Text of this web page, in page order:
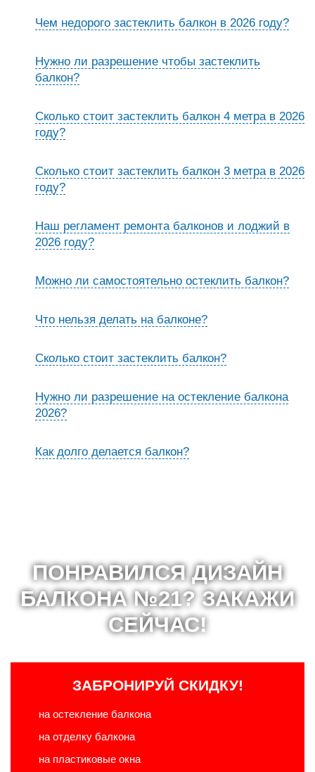
Чем недорого застеклить балкон в 2026 году?
Нужно ли разрешение чтобы застеклить
балкон?
Сколько стоит застеклить балкон 4 метра в 2026
году?
Сколько стоит застеклить балкон 3 метра в 2026
году?
Наш регламент ремонта балконов и лоджий в
2026 году?
Можно ли самостоятельно остеклить балкон?
Что нельзя делать на балконе?
Сколько стоит застеклить балкон?
Нужно ли разрешение на остекление балкона
2026?
Как долго делается балкон?
ПОНРАВИЛСЯ ДИЗАЙН
БАЛКОНА №21? ЗАКАЖИ
СЕЙЧАС!
ЗАБРОНИРУЙ СКИДКУ!
на остекление балкона
на отделку балкона
на пластиковые окна